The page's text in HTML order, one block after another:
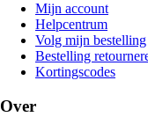
Mijn account
Helpcentrum
Volg mijn bestelling
Bestelling
Kortingscodes
Over